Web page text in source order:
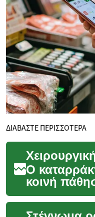
ΔΙΑΒΑΣΤΕ ΠΕΡΙΣΣΟΤΕΡΑ
Ο
κοινή
που
ανθρώπους